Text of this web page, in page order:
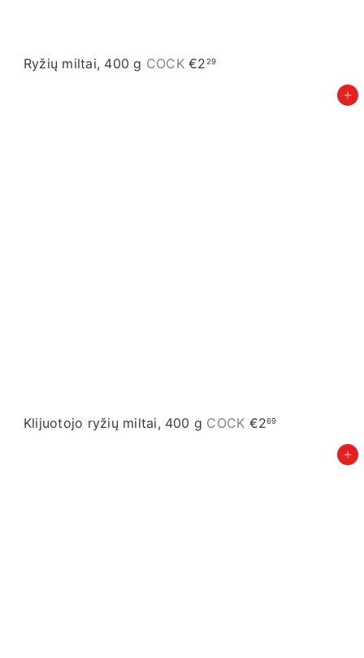
Ryžių miltai, 400 g COCK€229
Įdėti į krepšelį
Klijuotojo ryžių miltai, 400 g COCK €269
Įdėti į krepšelį